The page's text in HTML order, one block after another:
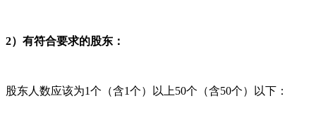
2）有符合要求的股东：
股东人数应该为1个（含1个）以上50个（含50个）以下：